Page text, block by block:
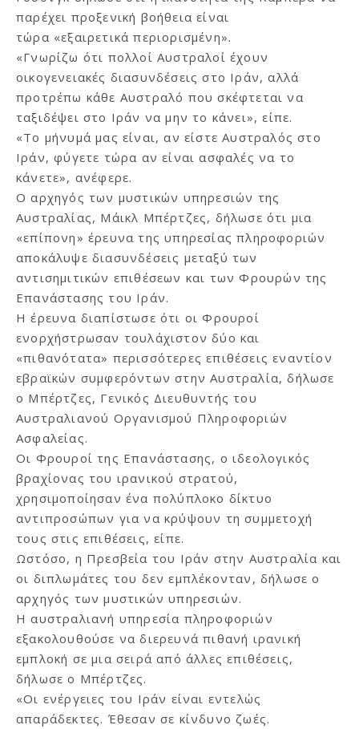
παρέχει προξενική βοήθεια είναι
τώρα «εξαιρετικά περιορισμένη».
«Γνωρίζω ότι πολλοί Αυστραλοί έχουν
οικογενειακές διασυνδέσεις στο Ιράν, αλλά
προτρέπω κάθε Αυστραλό που σκέφτεται να
ταξιδέψει στο Ιράν να μην το κάνει», είπε.
«Το μήνυμά μας είναι, αν είστε Αυστραλός στο
Ιράν, φύγετε τώρα αν είναι ασφαλές να το
κάνετε», ανέφερε.
Ο αρχηγός των μυστικών υπηρεσιών της
Αυστραλίας, Μάικλ Μπέρτζες, δήλωσε ότι μια
«επίπονη» έρευνα της υπηρεσίας πληροφοριών
αποκάλυψε διασυνδέσεις μεταξύ των
αντισημιτικών επιθέσεων και των Φρουρών της
Επανάστασης του Ιράν.
Η έρευνα διαπίστωσε ότι οι Φρουροί
ενορχήστρωσαν τουλάχιστον δύο και
«πιθανότατα» περισσότερες επιθέσεις εναντίον
εβραϊκών συμφερόντων στην Αυστραλία, δήλωσε
ο Μπέρτζες, Γενικός Διευθυντής του
Αυστραλιανού Οργανισμού Πληροφοριών
Ασφαλείας.
Οι Φρουροί της Επανάστασης, ο ιδεολογικός
βραχίονας του ιρανικού στρατού,
χρησιμοποίησαν ένα πολύπλοκο δίκτυο
αντιπροσώπων για να κρύψουν τη συμμετοχή
τους στις επιθέσεις, είπε.
Ωστόσο, η Πρεσβεία του Ιράν στην Αυστραλία και
οι διπλωμάτες του δεν εμπλέκονταν, δήλωσε ο
αρχηγός των μυστικών υπηρεσιών.
Η αυστραλιανή υπηρεσία πληροφοριών
εξακολουθούσε να διερευνά πιθανή ιρανική
εμπλοκή σε μια σειρά από άλλες επιθέσεις,
δήλωσε ο Μπέρτζες.
«Οι ενέργειες του Ιράν είναι εντελώς
απαράδεκτες. Έθεσαν σε κίνδυνο ζωές.